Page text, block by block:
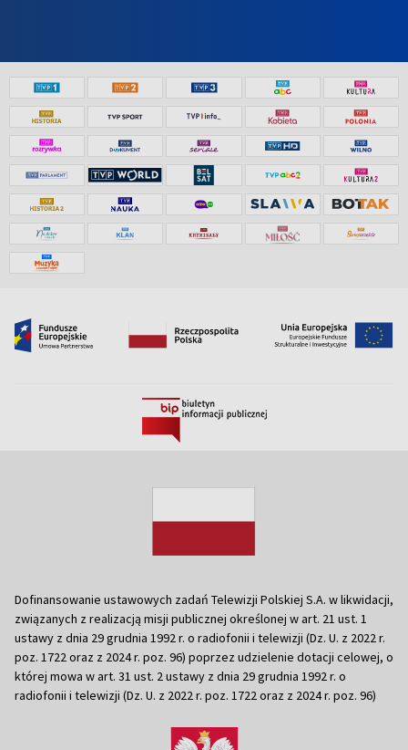
Dofinansowanie ustawowych zadań Telewizji Polskiej S.A. w likwidacji,
związanych z realizacją misji publicznej określonej w art. 21 ust. 1
ustawy z dnia 29 grudnia 1992 r. o radiofonii i telewizji (Dz. U. z 2022 r.
poz. 1722 oraz z 2024 r. poz. 96) poprzez udzielenie dotacji celowej, o
której mowa w art. 31 ust. 2 ustawy z dnia 29 grudnia 1992 r. o
radiofonii i telewizji (Dz. U. z 2022 r. poz. 1722 oraz z 2024 r. poz. 96)